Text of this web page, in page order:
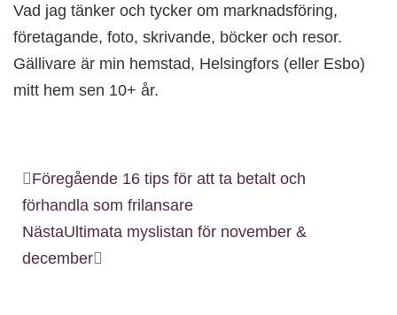
Vad jag tänker och tycker om marknadsföring,
företagande, foto, skrivande, böcker och resor.
Gällivare är min hemstad, Helsingfors (eller Esbo)
mitt hem sen 10+ år.
Föregående 16 tips för att ta betalt och
förhandla som frilansare
NästaUltimata myslistan för november &
december